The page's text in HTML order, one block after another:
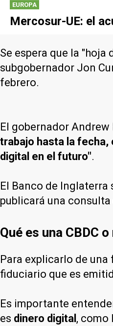
EUROPA
Mercosur-UE: el
Se espera que la
subgobernador Jon
febrero.
El gobernador
trabajo hasta la fecha,
digital en el futuro".
El Banco de
publicará una
Qué es una CBDC
Para explicarlo de
fiduciario que es
Es importante
es dinero digital , como